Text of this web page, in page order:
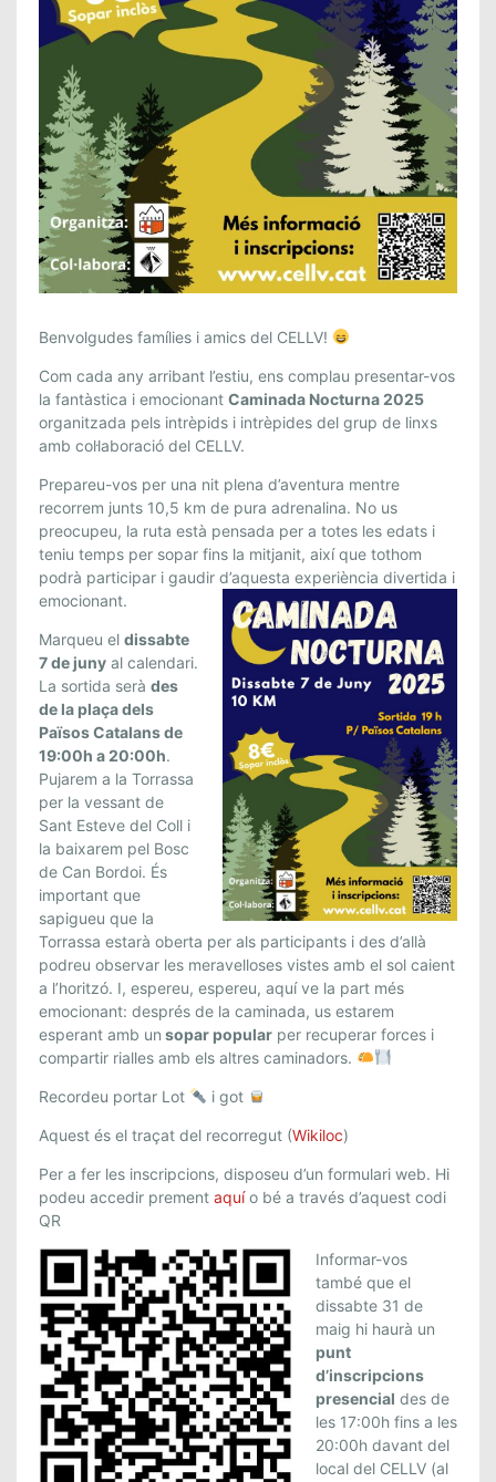
C
A
M
I
N
D
A
N
O
C
U
R
N
A
2
0
2
5
Benvolgudes famílies i amics del CELLV!
Com cada any arribant l’estiu, ens complau presentar-vos
la fantàstica i emocionant Caminada Nocturna 2025
organitzada pels intrèpids i intrèpides del grup de linxs
amb col·laboració del CELLV.
Prepareu-vos per una nit plena d’aventura mentre
recorrem junts 10,5 km de pura adrenalina. No us
preocupeu, la ruta està pensada per a totes les edats i
teniu temps per sopar fins la mitjanit, així que tothom
podrà participar i gaudir d’aquesta experiència divertida i
emocionant.
Marqueu el dissabte
7 de juny al calendari.
La sortida serà des
de la plaça dels
Països Catalans de
19:00h a 20:00h.
Pujarem a la Torrassa
per la vessant de
Sant Esteve del Coll i
la baixarem pel Bosc
de Can Bordoi. És
important que
sapigueu que la
Torrassa estarà oberta per als participants i des d’allà
podreu observar les meravelloses vistes amb el sol caient
a l’horitzó. I, espereu, espereu, aquí ve la part més
emocionant: després de la caminada, us estarem
esperant amb un sopar popular per recuperar forces i
compartir rialles amb els altres caminadors.
Recordeu portar Lot i got
Aquest és el traçat del recorregut (Wikiloc)
Per a fer les inscripcions, disposeu d’un formulari web. Hi
podeu accedir prement aquío bé a través d’aquest codi
QR
Informar-vos
també que el
dissabte 31 de
maig hi haurà un
punt
d’inscripcions
presencial des de
les 17:00h fins a les
20:00h davant del
local del CELLV (al